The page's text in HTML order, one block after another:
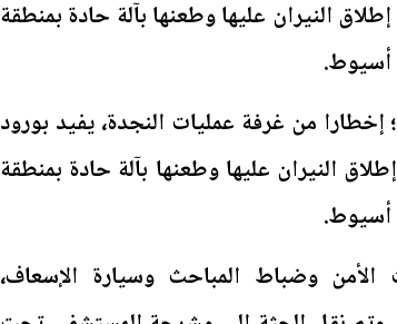
النيران عليها وطعنها بآلة حادة بمنطقة
أسيوط.
من غرفة عمليات النجدة، يفيد بورود
النيران عليها وطعنها بآلة حادة بمنطقة
أسيوط.
الأمن وضباط المباحث وسيارة الإسعاف،